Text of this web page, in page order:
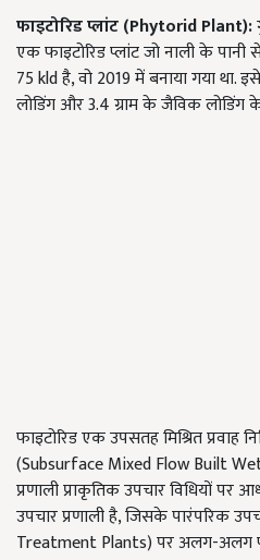
फाइटोरिड प्लांट (Phytorid Plant):
एक फाइटोरिड प्लांट जो नाली के पानी
75 kld है, वो 2019 में बनाया गया था.
लोडिंग और 3.4 ग्राम के जैविक लोडिंग
फाइटोरिड एक उपसतह मिश्रित प्रवाह
(Subsurface Mixed Flow Built
प्रणाली प्राकृतिक उपचार विधियों
उपचार प्रणाली है, जिसके पारंपरिक
Treatment Plants) पर अलग-अलग